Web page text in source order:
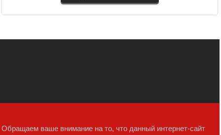
Обращаем ваше внимание на то, что данный интернет-сайт